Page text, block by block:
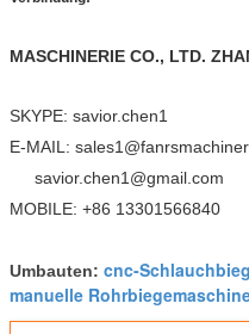
MASCHINERIE CO., LTD.
SKYPE: savior.chen1
E-MAIL:
savior.chen1@gmail.com
MOBILE: +86 13301566840
Umbauten: cnc-
manuelle